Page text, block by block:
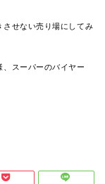
させない売り場にしてみ
、スーパーのバイヤー